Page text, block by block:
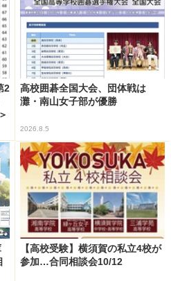
2
高校囲碁全国大会、団体戦は
灘・南山女子部が優勝
2026.8.5
【高校受験】横須賀の私立4校が
参加…合同相談会10/12